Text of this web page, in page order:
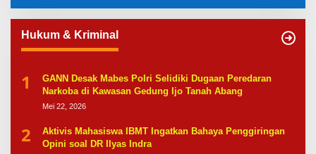
Hukum & Kriminal
1
GANN Desak Mabes Polri Selidiki Dugaan Peredaran
Narkoba di Kawasan Gedung Ijo Tanah Abang
Mei 22, 2026
2
Aktivis Mahasiswa IBMT Ingatkan Bahaya Penggiringan
Opini soal DR Ilyas Indra